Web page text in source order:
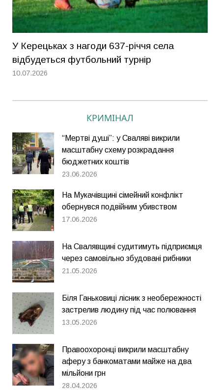
У Керецьках з нагоди 637-річчя села
відбудеться футбольний турнір
10.07.2026
КРИМІНАЛ
“Мертві душі”: у Сваляві викрили
масштабну схему розкрадання
бюджетних коштів
23.06.2026
На Мукачівщині сімейний конфлікт
обернувся подвійним убивством
17.06.2026
На Свалявщині судитимуть підприємця
через самовільно збудовані рибники
21.05.2026
Біля Ганьковиці лісник з необережності
застрелив людину під час полювання
13.05.2026
Правоохоронці викрили масштабну
аферу з банкоматами майже на два
мільйони грн
28.04.2026